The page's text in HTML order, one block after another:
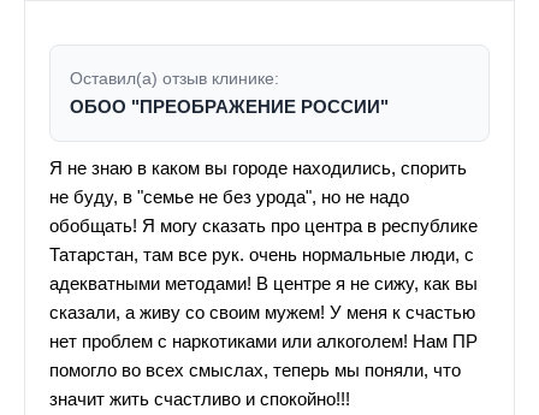
Оставил(а) отзыв клинике:
ОБОО "ПРЕОБРАЖЕНИЕ РОССИИ"
Я не знаю в каком вы городе находились, спорить
не буду, в "семье не без урода", но не надо
обобщать! Я могу сказать про центра в республике
Татарстан, там все рук. очень нормальные люди, с
адекватными методами! В центре я не сижу, как вы
сказали, а живу со своим мужем! У меня к счастью
нет проблем с наркотиками или алкоголем! Нам ПР
помогло во всех смыслах, теперь мы поняли, что
значит жить счастливо и спокойно!!!